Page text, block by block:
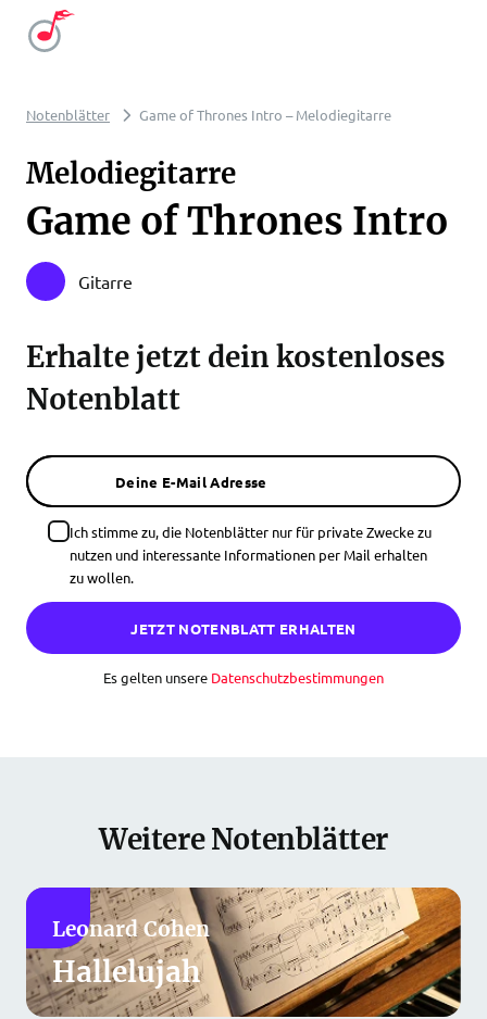
Notenblätter Game of Thrones Intro – Melodiegitarre
Melodiegitarre
Game of Thrones Intro
Gitarre
Erhalte jetzt dein kostenloses
Notenblatt
Deine E-Mail Adresse
Ich stimme zu, die Notenblätter nur für private Zwecke zu
nutzen und interessante Informationen per Mail erhalten
zu wollen.
JETZT NOTENBLATT ERHALTEN
Es gelten unsere Datenschutzbestimmungen
Weitere Notenblätter
Leonard Cohen
Hallelujah